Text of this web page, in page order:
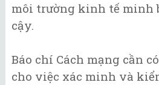
môi trường kinh tế minh
cậy.
Báo chí Cách mạng cần
cho việc xác minh và